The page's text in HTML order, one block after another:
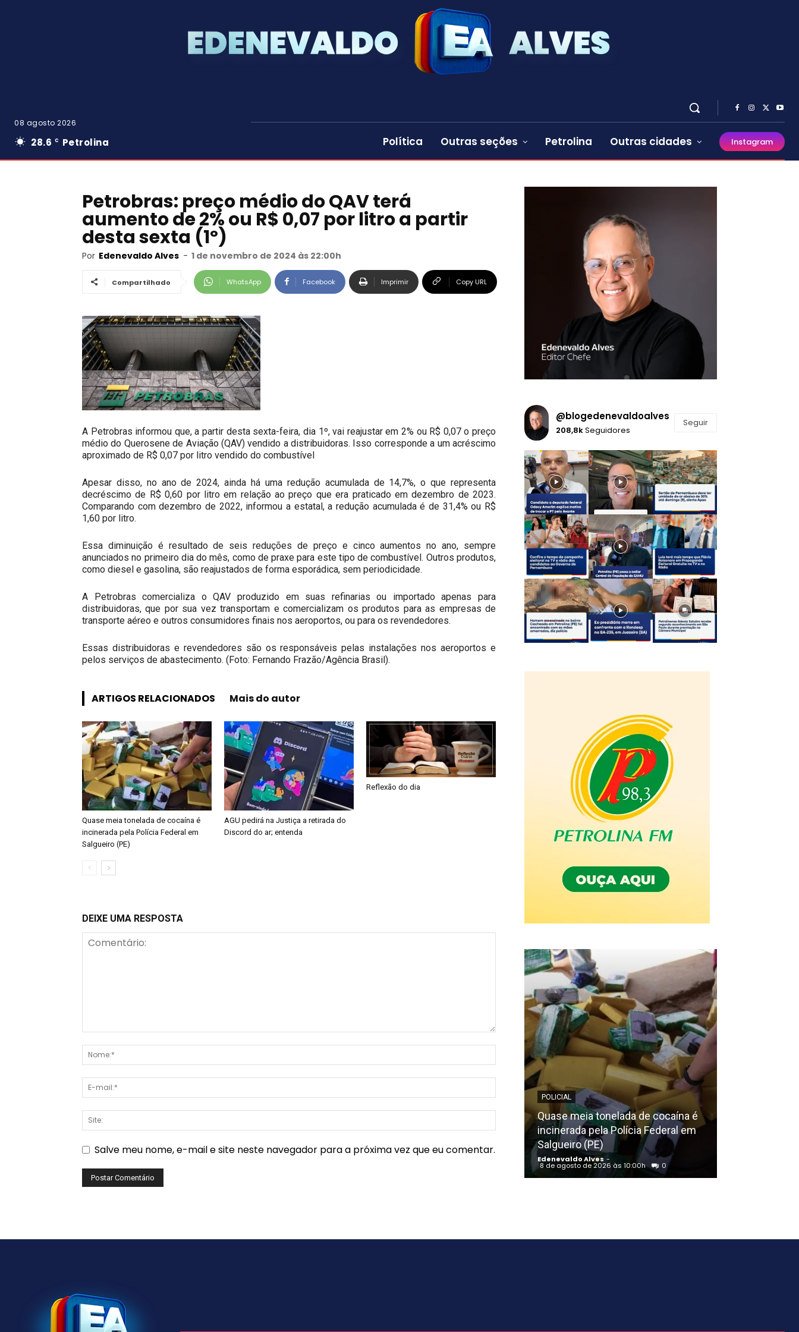
08 agosto 2026
28.6 C Petrolina Política Outras seções Petrolina Outras cidades Instagram
Petrobras: preço médio do QAV terá
aumento de 2% ou R$ 0,07 por litro a partir
desta sexta (1º)
Por Edenevaldo Alves - 1 de novembro de 2024 às 22:00h
Compartilhado WhatsApp Facebook Imprimir Copy URL
A Petrobras informou que, a partir desta sexta-feira, dia 1º, vai reajustar em 2% ou R$ 0,07 o preço
médio do Querosene de Aviação (QAV) vendido a distribuidoras. Isso corresponde a um acréscimo
aproximado de R$ 0,07 por litro vendido do combustível
Apesar disso, no ano de 2024, ainda há uma redução acumulada de 14,7%, o que representa
decréscimo de R$ 0,60 por litro em relação ao preço que era praticado em dezembro de 2023.
Comparando com dezembro de 2022, informou a estatal, a redução acumulada é de 31,4% ou R$
1,60 por litro.
Essa diminuição é resultado de seis reduções de preço e cinco aumentos no ano, sempre
anunciados no primeiro dia do mês, como de praxe para este tipo de combustível. Outros produtos,
como diesel e gasolina, são reajustados de forma esporádica, sem periodicidade.
A Petrobras comercializa o QAV produzido em suas refinarias ou importado apenas para
distribuidoras, que por sua vez transportam e comercializam os produtos para as empresas de
transporte aéreo e outros consumidores finais nos aeroportos, ou para os revendedores.
Essas distribuidoras e revendedores são os responsáveis pelas instalações nos aeroportos e
pelos serviços de abastecimento. (Foto: Fernando Frazão/Agência Brasil).
ARTIGOS RELACIONADOS Mais do autor
Quase meia tonelada de cocaína é
incinerada pela Polícia Federal em
Salgueiro (PE)
AGU pedirá na Justiça a retirada do
Discord do ar; entenda
Reflexão do dia
DEIXE UMA RESPOSTA
Salve meu nome, e-mail e site neste navegador para a próxima vez que eu comentar.
@blogedenevaldoalves
208,8kSeguidores
Seguir
POLICIAL
Quase meia tonelada de cocaína é
incinerada pela Polícia Federal em
Salgueiro (PE)
Edenevaldo Alves -
8 de agosto de 2026 às 10:00h 0